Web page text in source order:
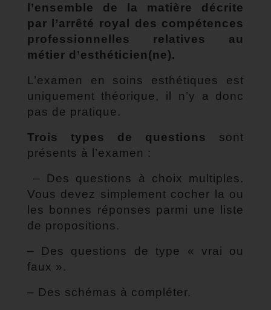
l’ensemble de la matière décrite
par l’arrêté royal des compétences
professionnelles relatives au
métier d’esthéticien(ne).
L’examen en soins esthétiques est
uniquement théorique, il n’y a donc
pas de pratique.
Trois types de questions sont
présents à l’examen :
– Des questions à choix multiples.
Vous devez simplement cocher la ou
les bonnes réponses parmi une liste
de propositions.
– Des questions de type « vrai ou
faux ».
– Des schémas à compléter.